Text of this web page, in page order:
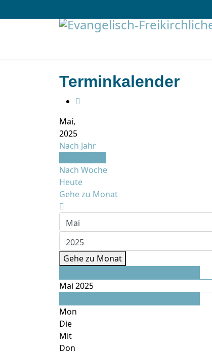
Terminkalender
Mai,
2025
Nach Jahr
Nach Woche
Heute
Gehe zu Monat
Gehe zu Monat
Mai 2025
Mon
Die
Mit
Don